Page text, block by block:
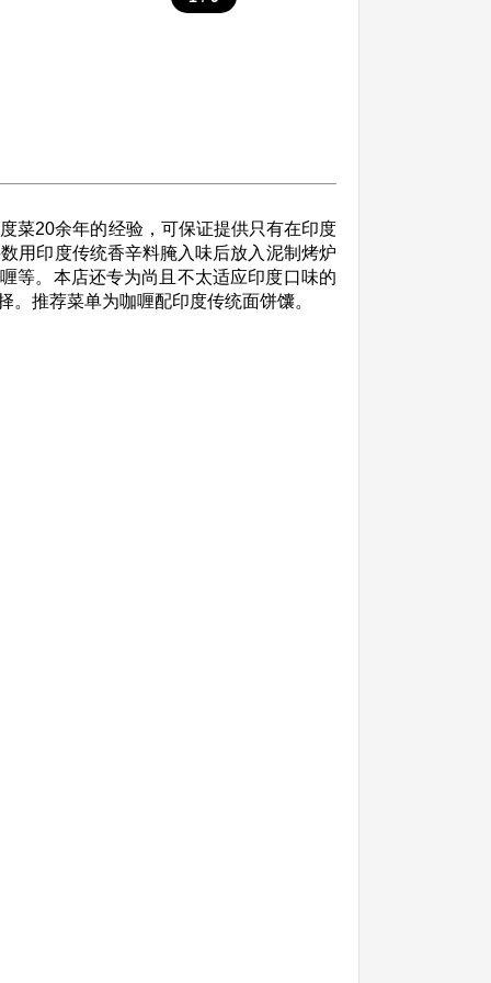
菜20余年的经验，可保证提供只有在印度
用印度传统香辛料腌入味后放入泥制烤炉
等。本店还专为尚且不太适应印度口味的
推荐菜单为咖喱配印度传统面饼馕。